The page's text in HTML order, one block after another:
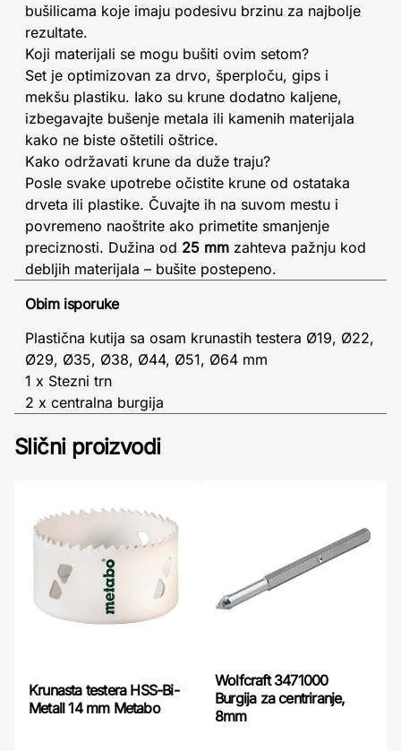
bušilicama koje imaju podesivu brzinu za najbolje
rezultate.
Koji materijali se mogu bušiti ovim setom?
Set je optimizovan za drvo, šperploču, gips i
mekšu plastiku. Iako su krune dodatno kaljene,
izbegavajte bušenje metala ili kamenih materijala
kako ne biste oštetili oštrice.
Kako održavati krune da duže traju?
Posle svake upotrebe očistite krune od ostataka
drveta ili plastike. Čuvajte ih na suvom mestu i
povremeno naoštrite ako primetite smanjenje
preciznosti. Dužina od 25 mm zahteva pažnju kod
debljih materijala – bušite postepeno.
Obim isporuke
Plastična kutija sa osam krunastih testera Ø19, Ø22,
Ø29, Ø35, Ø38, Ø44, Ø51, Ø64 mm
1 x Stezni trn
2 x centralna burgija
Slični proizvodi
Krunasta testera HSS-Bi-
Metall 14 mm Metabo
Wolfcraft 3471000
Burgija za centriranje,
8mm